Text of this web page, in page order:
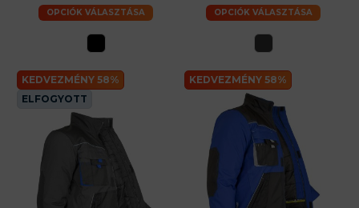
OPCIÓK VÁLASZTÁSA OPCIÓK VÁLASZTÁSA
KEDVEZMÉNY 58%
ELFOGYOTT
KEDVEZMÉNY 58%